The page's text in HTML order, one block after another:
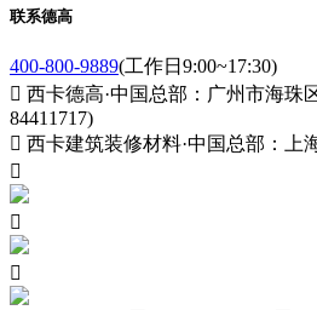
联系德高
400-800-9889(工作日9:00~17:30)
 西卡德高·中国总部：广州市海珠
84411717)
 西卡建筑装修材料·中国总部：上


